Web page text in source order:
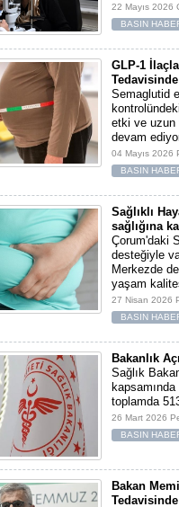
22 Mayıs 2026
BASIN
GLP-1
Tedavisinde
Semaglutid
etki ve uzun
devam
04 Mayıs 2026
BASIN
Sağlıklı
sağlığına
Çorum'daki
desteğiyle
Merkezde
yaşam
27 Nisan 2026
BASIN
Bakanlık
Sağlık
toplamda
26 Mart 2026
BASIN
Bakan